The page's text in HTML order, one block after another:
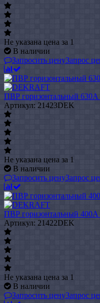
Не указана цена за 1
В наличии
Запросить ценуЗапрос
ПВР горизонтальный
Артикул: 21423DEK
Не указана цена за 1
В наличии
Запросить ценуЗапрос
ПВР горизонтальный
Артикул: 21422DEK
Не указана цена за 1
В наличии
Запросить ценуЗапрос